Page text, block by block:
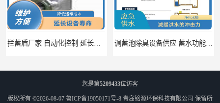
您是第5209433位访客
版权所有 ©2026-08-07 鲁ICP备19050171号-8 青岛铭源环保科技有限公司 保留所